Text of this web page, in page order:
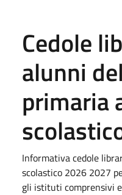
Cedole
alunni
primaria
Informativa cedole
scolastico 2026 2027
gli istituti comprensivi